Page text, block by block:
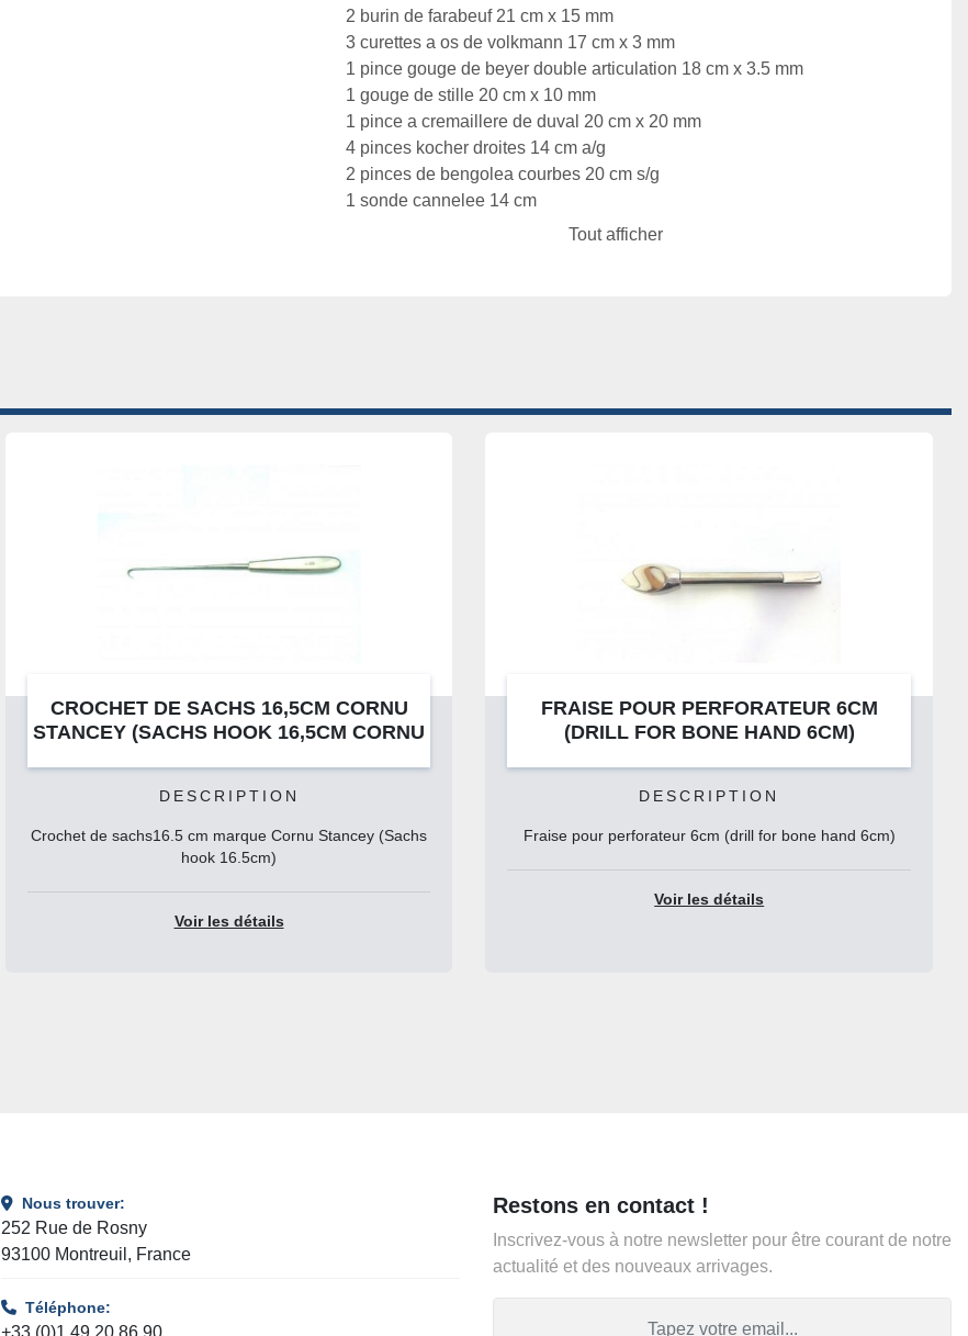
2 burin de farabeuf 21 cm x 15 mm
3 curettes a os de volkmann 17 cm x 3 mm
1 pince gouge de beyer double articulation 18 cm x 3.5 mm
1 gouge de stille 20 cm x 10 mm
1 pince a cremaillere de duval 20 cm x 20 mm
4 pinces kocher droites 14 cm a/g
2 pinces de bengolea courbes 20 cm s/g
1 sonde cannelee 14 cm
2 decolles dure-mere de sachs 20 cm
1 conducteur de martel
1 ciseaux metzembaum courbe 18 cm
1 ciseaux de debakey 45° 18 cm
2 porte-aiguilles de crile-wood 15 cm tungstene
2 pinces dissection fines s/g 20 cm
Tout afficher
FRAISE POUR PERFORATEUR 6CM
(DRILL FOR BONE HAND 6CM)
DESCRIPTION
Fraise pour perforateur 6cm (drill for bone hand 6cm)
POIGNET POUR SCIE DE GIGLI LA PAIRE
Nous trouver:
252 Rue de Rosny
93100 Montreuil, France
Téléphone:
+33 (0)1 49 20 86 90
Restons en contact !
Inscrivez-vous à notre newsletter pour être courant de notre
actualité et des nouveaux arrivages.